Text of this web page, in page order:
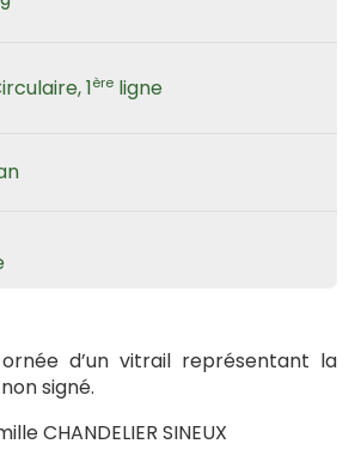
1ère ligne
d’un vitrail représentant la
signé.
CHANDELIER SINEUX